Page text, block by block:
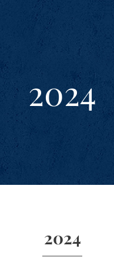
2024
2024